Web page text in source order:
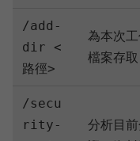
/add-
dir <
路徑>
為本次
檔案存
/secu
rity-
分析目